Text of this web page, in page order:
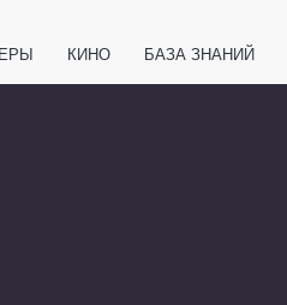
КИНО БАЗА ЗНАНИЙ